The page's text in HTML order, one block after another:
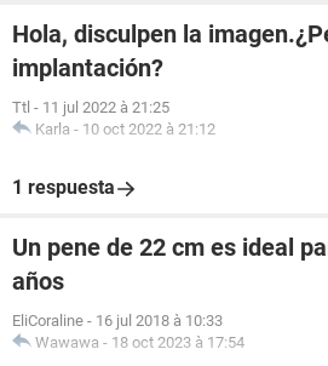
Hola, disculpen la
implantación?
Ttl - 11 jul 2022 à 21:25
Karla - 10 oct 2022 à 21:12
1 respuesta
Un pene de 22 cm es ideal
años
EliCoraline - 16 jul 2018 à 10:33
Wawawa - 18 oct 2023 à 17:54